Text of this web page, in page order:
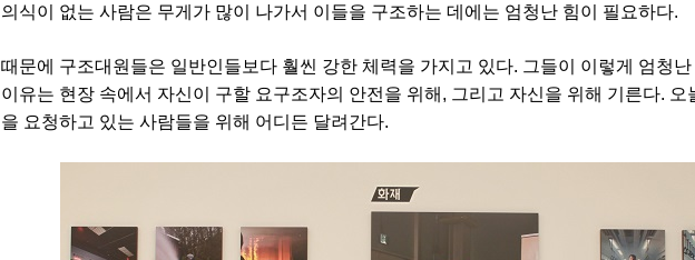
의식이 없는 사람은 무게가 많이 나가서 이들을 구조하는 데에는 엄청난 힘이 필요하다.
때문에 구조대원들은 일반인들보다 훨씬 강한 체력을 가지고 있다. 그들이 이렇게 엄청
이유는 현장 속에서 자신이 구할 요구조자의 안전을 위해 , 그리고 자신을 위해 기른다. 오
을 요청하고 있는 사람들을 위해 어디든 달려간다.